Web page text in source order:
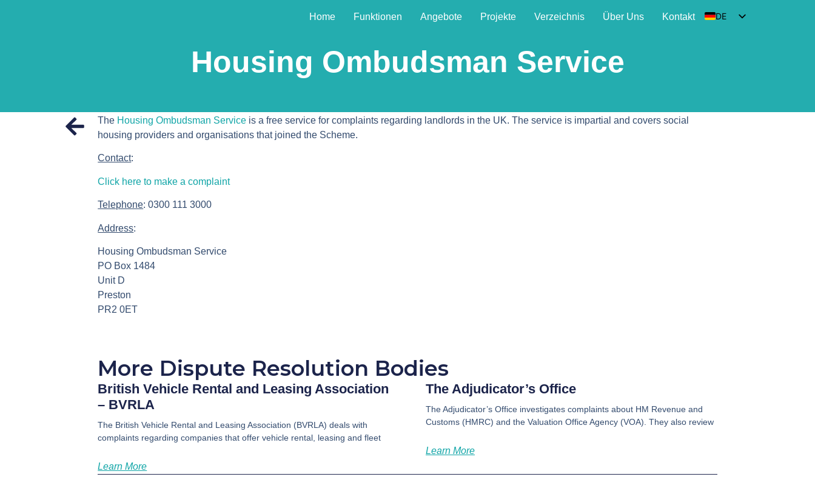
DE
Home Funktionen Angebote Projekte Verzeichnis Über Uns Kontakt
Housing Ombudsman Service
The Housing Ombudsman Service is a free service for complaints regarding landlords in the UK. The service is impartial and covers social
housing providers and organisations that joined the Scheme.
Contact:
Click here to make a complaint
Telephone: 0300 111 3000
Address:
Housing Ombudsman Service
PO Box 1484
Unit D
Preston
PR2 0ET
More Dispute Resolution Bodies
British Vehicle Rental and Leasing Association
– BVRLA
The British Vehicle Rental and Leasing Association (BVRLA) deals with
complaints regarding companies that offer vehicle rental, leasing and fleet
Learn More
The Adjudicator’s Office
The Adjudicator’s Office investigates complaints about HM Revenue and
Customs (HMRC) and the Valuation Office Agency (VOA). They also review
Learn More